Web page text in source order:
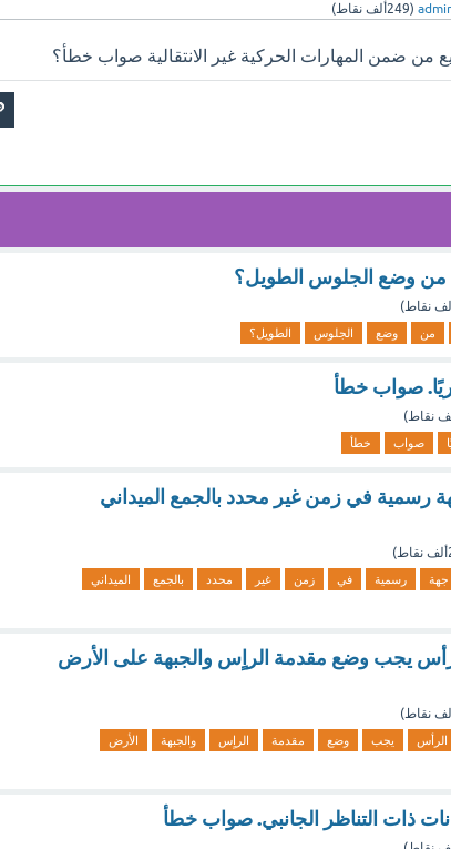
(249ألف نقاط)
ضمن المهارات الحركية غير الانتقالية صواب خطأ؟
من وضع الجلوس الطويل؟
نقاط)
من وضع الجلوس الطويل؟
صواب خطأ
نقاط)
صواب خطأ
رسمية في زمن غير محدد بالجمع الميداني
نقاط)
جهة رسمية في زمن غير محدد بالجمع
الميداني
يجب وضع مقدمة الراٍس والجبهة على الأرض
نقاط)
الرأس يجب وضع مقدمة الراٍس والجبهة
الأرض
ذات التناظر الجانبي. صواب خطأ